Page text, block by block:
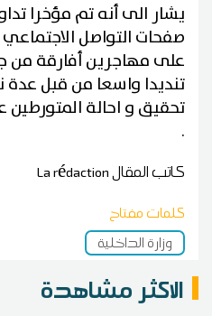
يشار الى أنه تم مؤخرا
صفحات التواصل
على مهاجرين أفارقة من
تنديدا واسعا من قبل
تحقيق و احالة
.
كاتب المقالLa rédaction
كلمات مفتاح
وزارة الداخلية
الاكثر مشاهدة